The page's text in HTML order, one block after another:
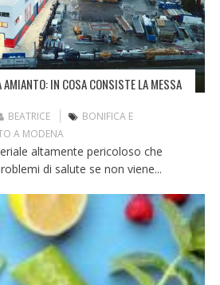
AMIANTO: IN COSA CONSISTE LA MESSA
BEATRICE
BONIFICA E
A MODENA
altamente pericoloso che
di salute se non viene...